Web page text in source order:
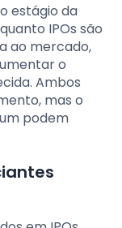
estágio da
IPOs são
ao mercado,
o
Ambos
mas o
podem